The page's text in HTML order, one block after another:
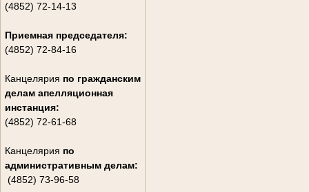
(4852) 72-14-13
Приемная председателя:
(4852) 72-84-16
Канцелярия по гражданским
делам апелляционная
инстанция:
(4852) 72-61-68
Канцелярия по
административным делам:
(4852) 73-96-58